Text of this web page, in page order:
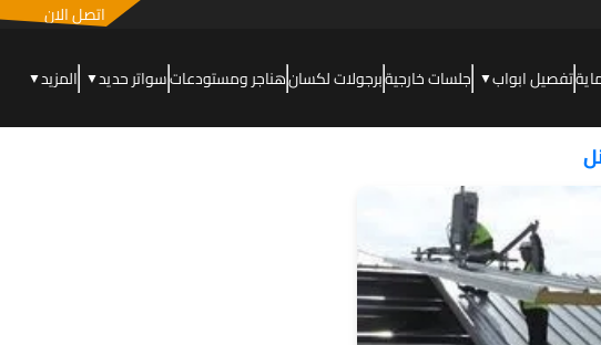
اتصل الان
تفصيل ابواب▼ جلسات خارجيةبرجولات لكسانهناجر ومستودعاتسواتر حديد▼ المزيد▼